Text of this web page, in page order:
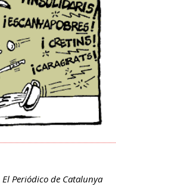
El Periódico de Catalunya